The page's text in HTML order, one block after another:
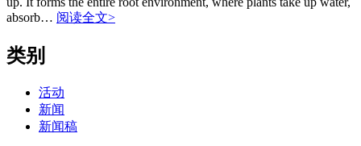
absorb… 阅读全文>
类别
活动
新闻
新闻稿